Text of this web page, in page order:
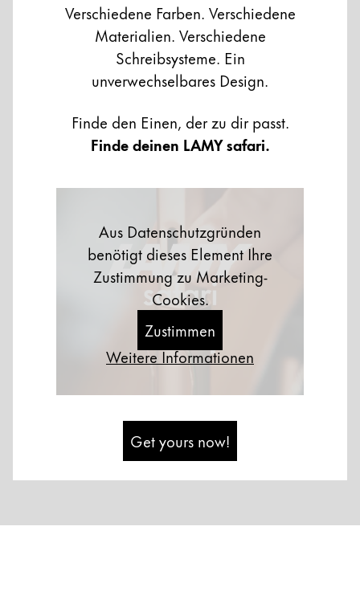
Verschiedene Farben. Verschiedene
Materialien. Verschiedene
Schreibsysteme. Ein
unverwechselbares Design.
Finde den Einen, der zu dir passt.
Finde deinen LAMY safari.
Aus Datenschutzgründen
benötigt dieses Element Ihre
Zustimmung zu Marketing-
Cookies.
Zustimmen
Weitere Informationen
Get yours now!